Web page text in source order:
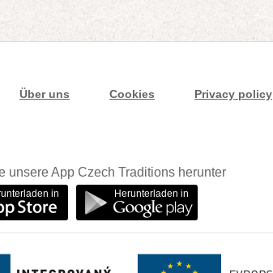
Über uns Cookies Privacy policy
unsere App Czech Traditions herunter
in Herunterladen in